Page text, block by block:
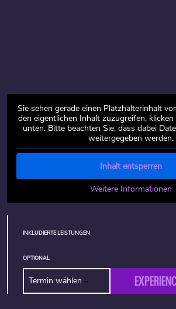
Sie sehen gerade einen Platzhalterinhalt
den eigentlichen Inhalt zuzugreifen,
unten. Bitte beachten Sie, dass dabei
weitergegeben werden.
Inhalt entsperren
Weitere Informationen
INKLUDIERTE LEISTUNGEN
OPTIONAL
Termin wählen